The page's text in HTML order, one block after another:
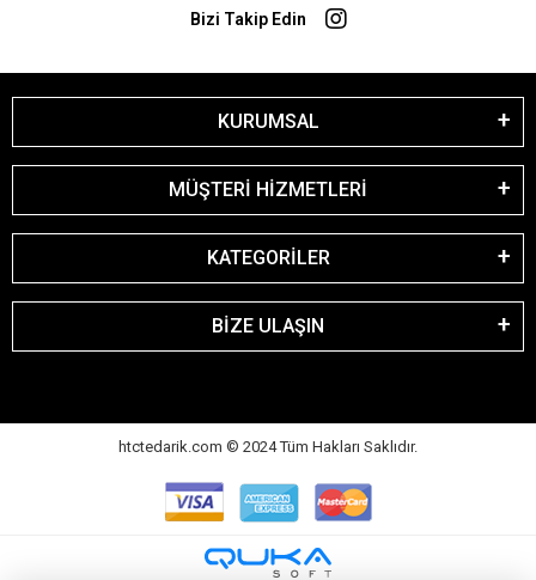
Bizi Takip Edin
KURUMSAL
MÜŞTERİ HİZMETLERİ
KATEGORİLER
BİZE ULAŞIN
htctedarik.com © 2024 Tüm Hakları Saklıdır.